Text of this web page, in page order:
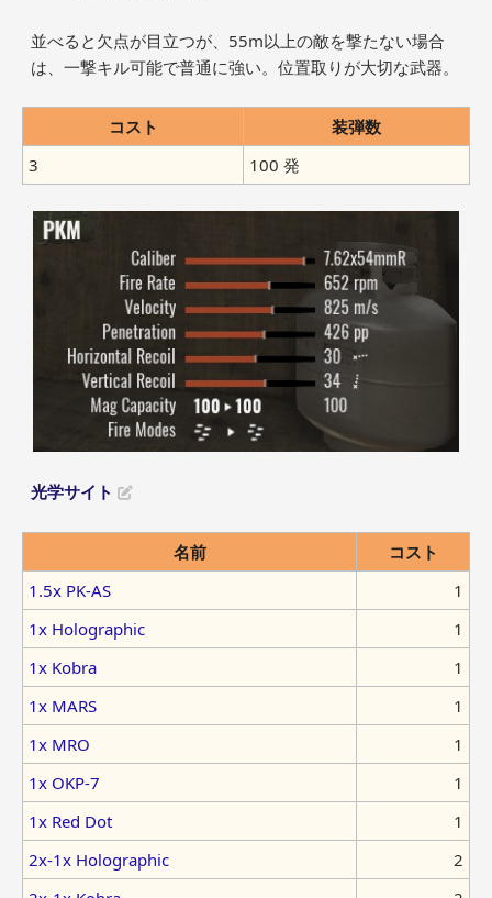
並べると欠点が目立つが、55m以上の敵を撃たない場合
は、一撃キル可能で普通に強い。位置取りが大切な武器。
コスト
装弾数
3
100 発
光学サイト
名前
コスト
1.5x PK-AS
1
1x Holographic
1
1x Kobra
1
1x MARS
1
1x MRO
1
1x OKP-7
1
1x Red Dot
1
2x-1x Holographic
2